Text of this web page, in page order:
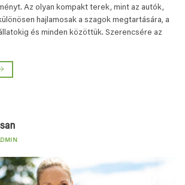
Az olyan kompakt terek, mint az autók,
hajlamosak a szagok megtartására, a
és minden közöttük. Szerencsére az